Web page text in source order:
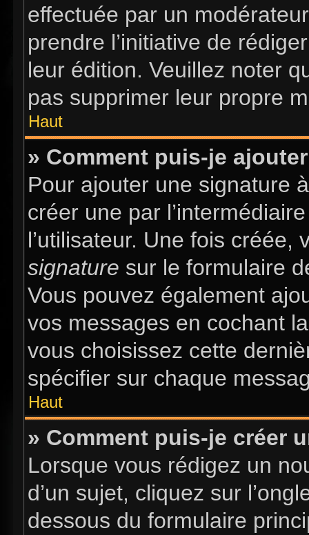
effectuée par un
prendre l’initiative de
leur édition. Veuillez noter
pas supprimer leur propre
Haut
» Comment puis-je
Pour ajouter une signature
créer une par
l’utilisateur. Une fois
signature sur le formulaire
Vous pouvez également
vos messages en cochant
vous choisissez cette
spécifier sur chaque
Haut
» Comment puis-je créer
Lorsque vous rédigez un
d’un sujet, cliquez sur
dessous du formulaire